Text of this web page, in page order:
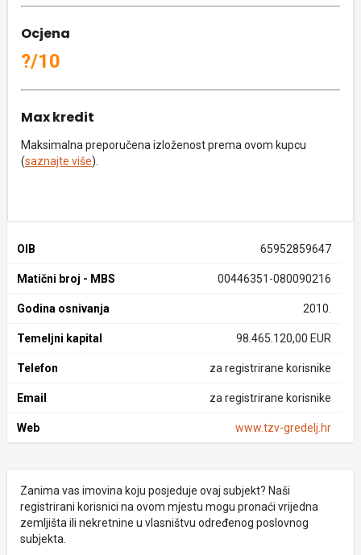
Ocjena
?/10
Max kredit
Maksimalna preporučena izloženost prema ovom kupcu
(saznajte više).
OIB 65952859647
Matični broj - MBS 00446351-080090216
Godina osnivanja 2010.
Temeljni kapital 98.465.120,00 EUR
Telefon za registrirane korisnike
Email za registrirane korisnike
Web www.tzv-gredelj.hr
Zanima vas imovina koju posjeduje ovaj subjekt? Naši
registrirani korisnici na ovom mjestu mogu pronaći vrijedna
zemljišta ili nekretnine u vlasništvu određenog poslovnog
subjekta.